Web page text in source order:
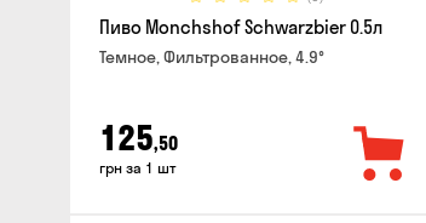
Пиво Monchshof Schwarzbier 0.5л
Темное, Фильтрованное, 4.9°
125,50
грн за 1 шт